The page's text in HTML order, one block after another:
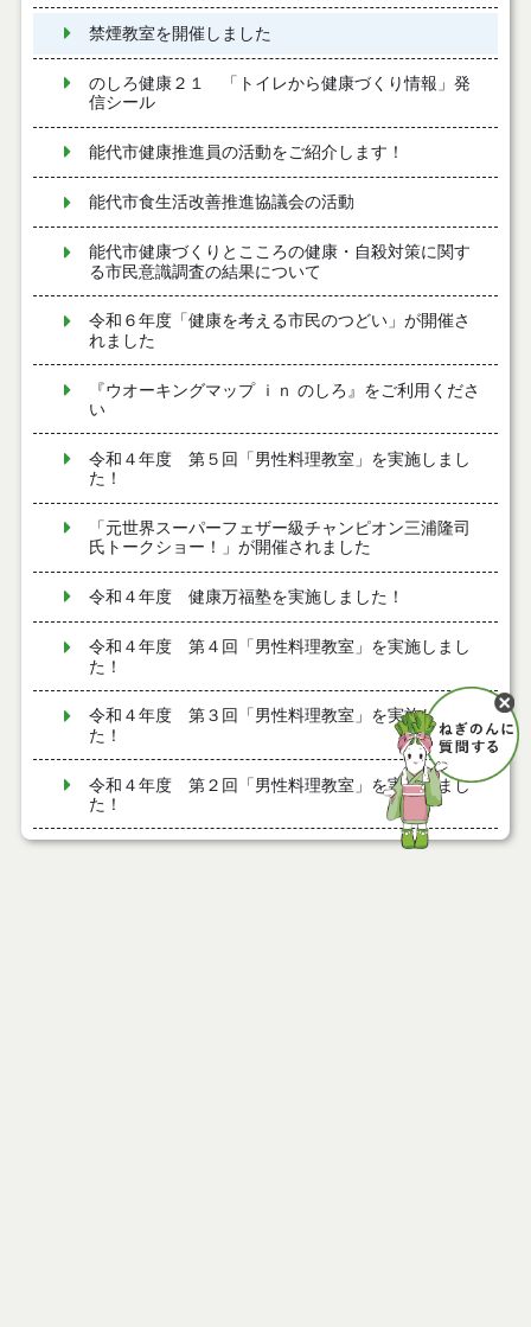
禁煙教室を開催しました
のしろ健康２１ 「トイレから健康づくり情報」発
信シール
能代市健康推進員の活動をご紹介します！
能代市食生活改善推進協議会の活動
能代市健康づくりとこころの健康・自殺対策に関す
る市民意識調査の結果について
令和６年度「健康を考える市民のつどい」が開催さ
れました
『ウオーキングマップ ｉｎ のしろ』をご利用くださ
い
令和４年度 第５回「男性料理教室」を実施しまし
た！
「元世界スーパーフェザー級チャンピオン三浦隆司
氏トークショー！」が開催されました
令和４年度 健康万福塾を実施しました！
令和４年度 第４回「男性料理教室」を実施しまし
た！
令和４年度 第３回「男性料理教室」を実施しまし
た！
令和４年度 第２回「男性料理教室」を実施しまし
た！
令和４年度 第１回「男性料理教室」を実施しまし